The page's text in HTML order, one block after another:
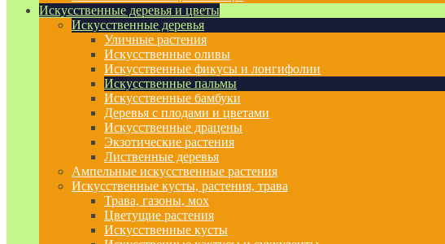
Искусственные деревья и цветы
Искусственные деревья
Уличные растения
Искусственные оливы
Искусственные фикусы и лонгифолии
Искусственные пальмы
Искусственные бамбуки
Деревья с плодами и цветами
Искусственные драцены
Экзотические растения
Лиственные деревья
Ампельные искусственные растения
Искусственные кусты, растения, трава
Трава, газоны, мох
Цветущие растения
Искусственные кусты